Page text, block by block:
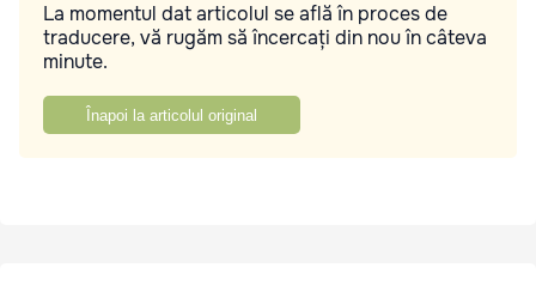
La momentul dat articolul se află în proces de
traducere, vă rugăm să încercați din nou în câteva
minute.
Înapoi la articolul original